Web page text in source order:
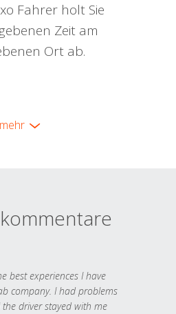
Fahrer holt Sie
Zeit am
Ort ab.
mehr
best experiences I have
company. I had problems
driver stayed with me